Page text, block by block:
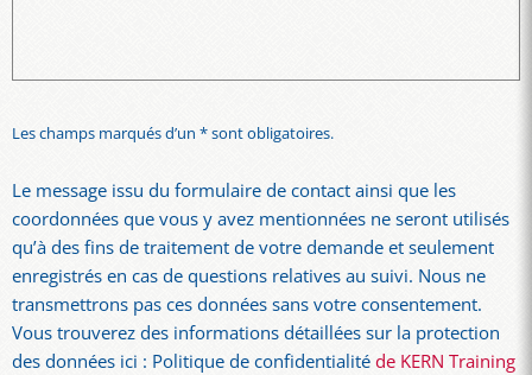
Les champs marqués d’un * sont obligatoires.
Le message issu du formulaire de contact ainsi que les
coordonnées que vous y avez mentionnées ne seront utilisés
qu’à des fins de traitement de votre demande et seulement
enregistrés en cas de questions relatives au suivi. Nous ne
transmettrons pas ces données sans votre consentement.
Vous trouverez des informations détaillées sur la protection
des données ici : Politique de confidentialitéde KERN Training